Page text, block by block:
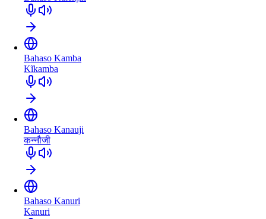
Bahaso Kamba
Kĩkamba
Bahaso Kanauji
कन्नौजी
Bahaso Kanuri
Kanuri